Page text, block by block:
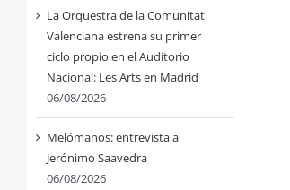
La Orquestra de la Comunitat
Valenciana estrena su primer
ciclo propio en el Auditorio
Nacional: Les Arts en Madrid
06/08/2026
Melómanos: entrevista a
Jerónimo Saavedra
06/08/2026